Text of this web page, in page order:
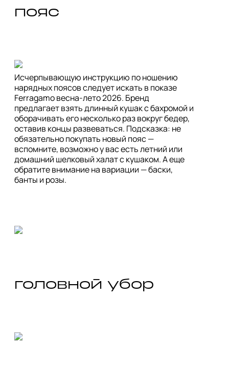
пояс
Исчерпывающую инструкцию по ношению
нарядных поясов следует искать в показе
Ferragamo весна-лето 2026. Бренд
предлагает взять длинный кушак с бахромой и
оборачивать его несколько раз вокруг бедер,
оставив концы развеваться. Подсказка: не
обязательно покупать новый пояс —
вспомните, возможно у вас есть летний или
домашний шелковый халат с кушаком. А еще
обратите внимание на вариации — баски,
головной убор